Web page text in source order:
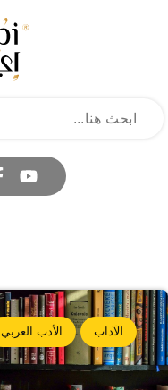
الآداب الأدب العربي